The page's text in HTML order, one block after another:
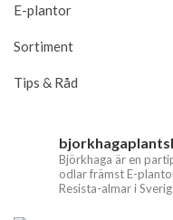
E-plantor
Sortiment
Tips & Råd
Björkhaga är en
odlar främst E-
Resista-almar i